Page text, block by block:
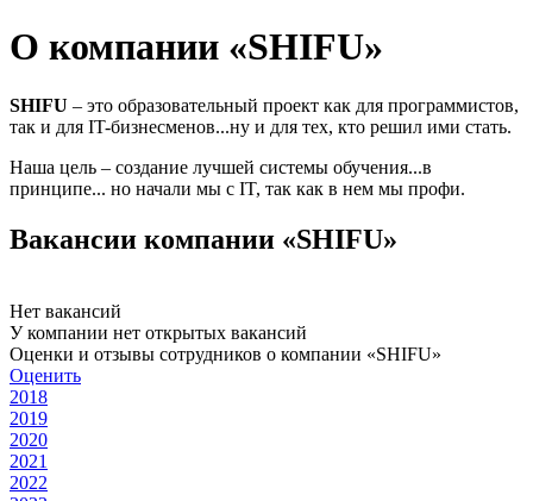
О компании «SHIFU»
SHIFU – это образовательный проект как для программистов,
так и для IT-бизнесменов...ну и для тех, кто решил ими стать.
Наша цель – создание лучшей системы обучения...в
принципе... но начали мы с IT, так как в нем мы профи.
Вакансии компании «SHIFU»
Нет вакансий
У компании нет открытых вакансий
Оценки и отзывы сотрудников о компании «SHIFU»
Оценить
2018
2019
2020
2021
2022